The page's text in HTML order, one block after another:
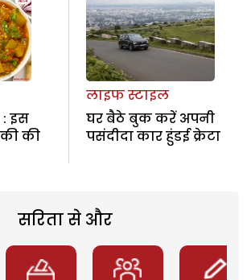
इस
की
लाइफ स्टाइल
घर बैठे बुक करें अपनी
पसंदीदा कार हुंडई क्रेटा
सरिता से और